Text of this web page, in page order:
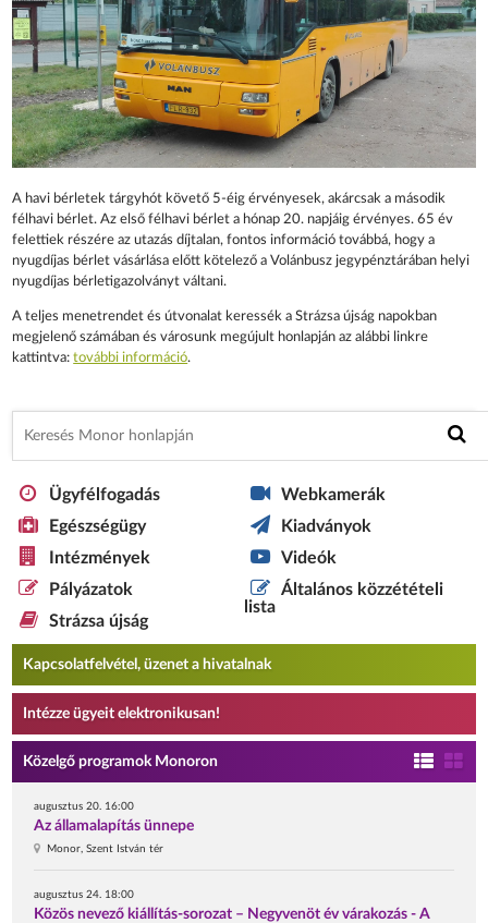
A havi bérletek tárgyhót követő 5-éig érvényesek, akárcsak a második
félhavi bérlet. Az első félhavi bérlet a hónap 20. napjáig érvényes. 65 év
felettiek részére az utazás díjtalan, fontos információ továbbá, hogy a
nyugdíjas bérlet vásárlása előtt kötelező a Volánbusz jegypénztárában helyi
nyugdíjas bérletigazolványt váltani.
A teljes menetrendet és útvonalat keressék a Strázsa újság napokban
megjelenő számában és városunk megújult honlapján az alábbi linkre
kattintva:további információ.
Ügyfélfogadás
Egészségügy
Intézmények
Pályázatok
Strázsa újság
Webkamerák
Kiadványok
Videók
Általános közzétételi
lista
Kapcsolatfelvétel, üzenet a hivatalnak
Intézze ügyeit elektronikusan!
Közelgő programok Monoron
augusztus 20. 16:00
Az államalapítás ünnepe
Monor, Szent István tér
augusztus 24. 18:00
Közös nevező kiállítás-sorozat – Negyvenöt év várakozás - A